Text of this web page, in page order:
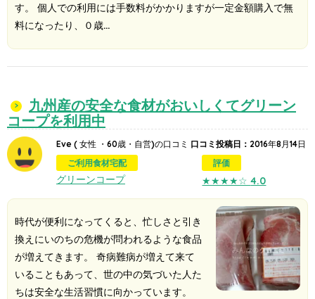
す。 個人での利用には手数料がかかりますが一定金額購入で無
料になったり、０歳…
九州産の安全な食材がおいしくてグリーン
コープを利用中
Eve ( 女性 ・60歳・自営)の口コミ 口コミ投稿日： 2016年8月14日
ご利用食材宅配
グリーンコープ
評価
★★★★☆4.0
時代が便利になってくると、忙しさと引き
換えにいのちの危機が問われるような食品
が増えてきます。 奇病難病が増えて来て
いることもあって、世の中の気づいた人た
ちは安全な生活習慣に向かっています。